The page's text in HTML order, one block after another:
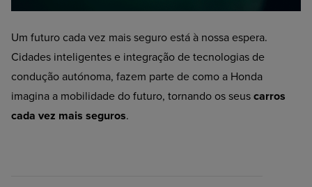
Um futuro cada vez mais seguro está à nossa espera.
Cidades inteligentes e integração de tecnologias de
condução autónoma, fazem parte de como a Honda
imagina a mobilidade do futuro, tornando os seus carros
cada vez mais seguros.